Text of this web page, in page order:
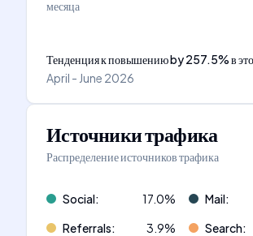
месяца
Тенденция к повышениюby257.5%в
April - June 2026
Источники трафика
Распределение источников трафика
Social: 17.0% Mail:
Referrals: 3.9% Search: